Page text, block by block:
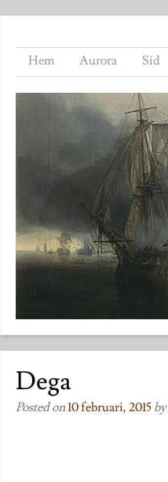
Hem Aurora Sid
Dega
Posted on10 februari, 2015 by